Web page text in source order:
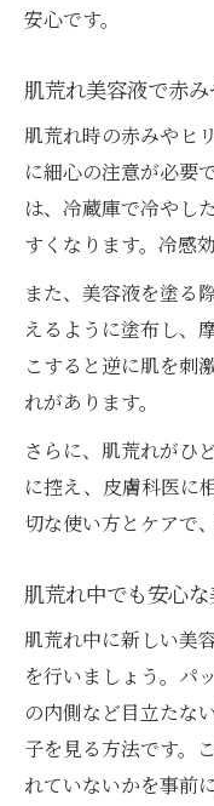
安心です。
肌荒れ美容液で赤
肌荒れ時の赤みやヒ
に細心の注意が必要
は、冷蔵庫で冷やし
すくなります。冷感
また、美容液を塗る
えるように塗布し、
こすると逆に肌を刺
れがあります。
さらに、肌荒れがひ
に控え、皮膚科医に
切な使い方とケアで
肌荒れ中でも安心
肌荒れ中に新しい美
を行いましょう。パ
の内側など目立たな
子を見る方法です。
れていないかを事前